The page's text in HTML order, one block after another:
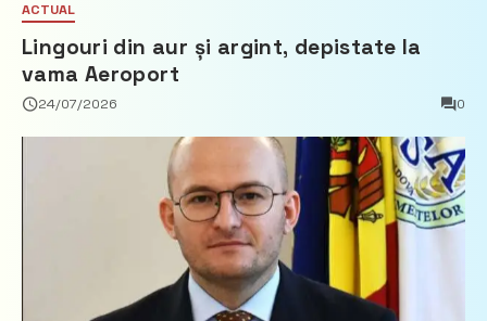
ACTUAL
Lingouri din aur și argint, depistate la
vama Aeroport
24/07/2026 0